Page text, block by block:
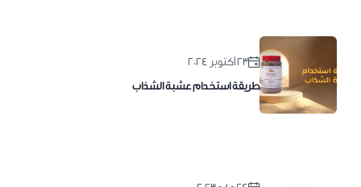
٢٣ أكتوبر ٢٠٢٤
طريقة استخدام عشبة الشذاب